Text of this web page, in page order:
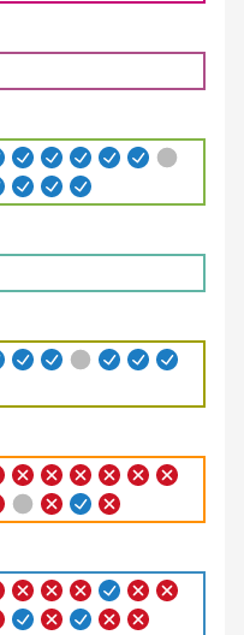
pvl GL
ZH
pvl GL
ZH
PSS S
VD
PLR RL
VD
Centre M-E
AG
UDC V
AG
PSS S
LU
PLR RL FR
Centre M-E VS